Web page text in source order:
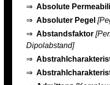
⇒ Absolute
⇒ Absoluter Pegel
⇒ Abstandsfaktor
Dipolabstand]
⇒
⇒